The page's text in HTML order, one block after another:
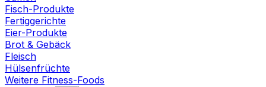
Fisch-Produkte
Fertiggerichte
Eier-Produkte
Brot & Gebäck
Fleisch
Hülsenfrüchte
Weitere Fitness-Foods